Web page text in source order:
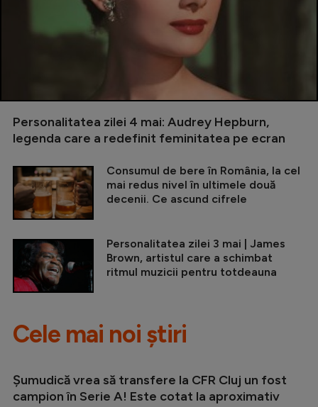
Personalitatea zilei 4 mai: Audrey Hepburn,
legenda care a redefinit feminitatea pe ecran
Consumul de bere în România, la cel
mai redus nivel în ultimele două
decenii. Ce ascund cifrele
Personalitatea zilei 3 mai | James
Brown, artistul care a schimbat
ritmul muzicii pentru totdeauna
Cele mai noi știri
Șumudică vrea să transfere la CFR Cluj un fost
campion în Serie A! Este cotat la aproximativ